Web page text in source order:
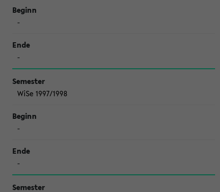
-
-
WiSe 1997/1998
-
-